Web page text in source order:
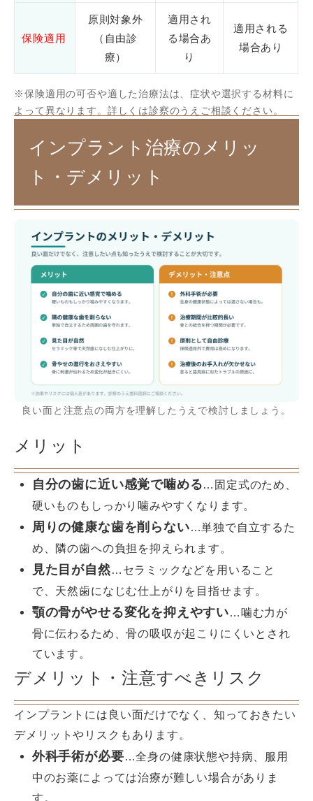
保険適用
原則対象外
（自由診
療）
適用され
る場合あ
り
適用される
場合あり
※保険適用の可否や適した治療法は、症状や選択する材料に
よって異なります。詳しくは診察のうえご相談ください。
インプラント治療のメリッ
ト・デメリット
良い面と注意点の両方を理解したうえで検討しましょう。
メリット
自分の歯に近い感覚で噛める …固定式のため、
硬いものもしっかり噛みやすくなります。
周りの健康な歯を削らない …単独で自立するた
め、隣の歯への負担を抑えられます。
見た目が自然…セラミックなどを用いること
で、天然歯になじむ仕上がりを目指せます。
顎の骨がやせる変化を抑えやすい …噛む力が
骨に伝わるため、骨の吸収が起こりにくいとされ
ています。
デメリット・注意すべきリスク
インプラントには良い面だけでなく、知っておきたい
デメリットやリスクもあります。
外科手術が必要…全身の健康状態や持病、服用
中のお薬によっては治療が難しい場合がありま
す。